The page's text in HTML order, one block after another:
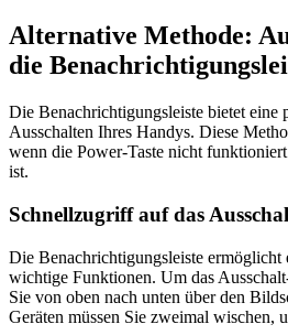
Alternative Methode:
die
Die Benachrichtigungsleiste bietet eine
Ausschalten Ihres Handys. Diese
wenn die Power-Taste nicht
ist.
Schnellzugriff auf das
Die Benachrichtigungsleiste
wichtige Funktionen. Um das
Sie von oben nach unten über den
Geräten müssen Sie zweimal wischen,